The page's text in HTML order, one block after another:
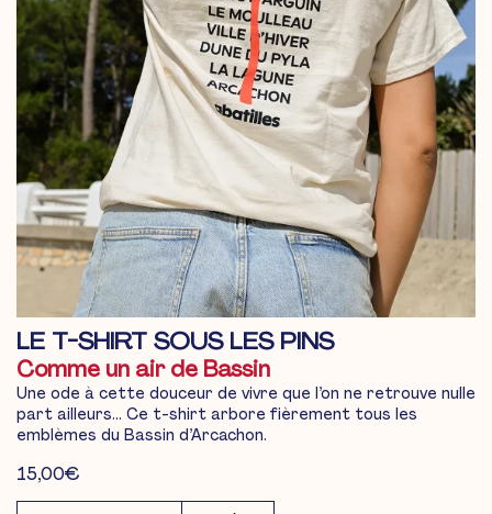
LE T-SHIRT SOUS LES PINS
Comme un air de Bassin
Une ode à cette douceur de vivre que l’on ne retrouve nulle
part ailleurs… Ce t-shirt arbore fièrement tous les
emblèmes du Bassin d’Arcachon.
15,00€